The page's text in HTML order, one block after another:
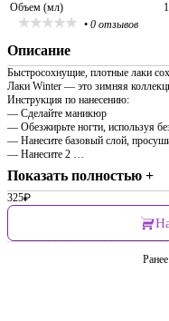
Объем (мл)
• 0 отзывов
Описание
Быстросохнущие, плотные лаки
Лаки Winter — это зимняя
Инструкция по нанесению:
— Сделайте маникюр
— Обезжирьте ногти, используя
— Нанесите базовый слой,
— Нанесите 2 …
Показать полностью +
325₽